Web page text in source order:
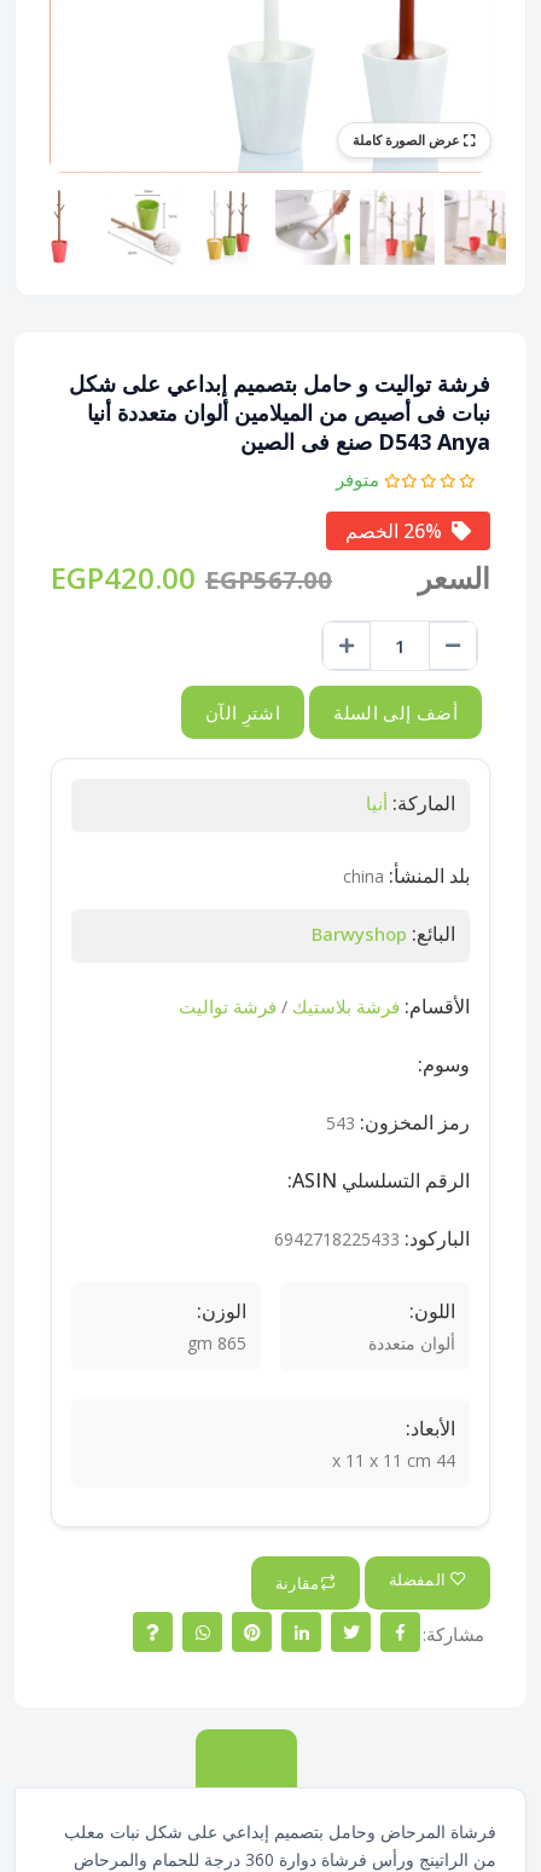
فرشة تواليت و حامل بتصميم إبداعي على شكل
نبات فى أصيص من الميلامين ألوان متعددة أنيا
D543 Anya صنع فى الصين
متوفر
السعر EGP567.00
EGP420.00
أضف إلى السلة اشترِ الآن
الماركة: أنيا
بلد المنشأ: china
البائع: Barwyshop
الأقسام: فرشة بلاستيك / فرشة تواليت
وسوم:
رمز المخزون: 543
الرقم التسلسلي ASIN:
الباركود: 6942718225433
اللون:
ألوان متعددة
الوزن:
865 gm
الأبعاد:
44 x 11 x 11 cm
المفضلة مقارنة
مشاركة:
فرشاة المرحاض وحامل بتصميم إبداعي على شكل نبات معلب
من الراتينج ورأس فرشاة دوارة 360 درجة للحمام والمرحاض